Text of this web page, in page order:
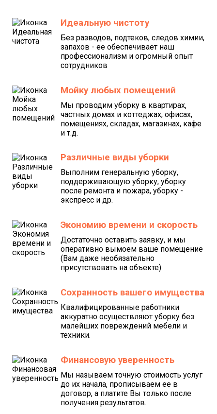
Идеальную чистоту
Без разводов, подтеков, следов химии,
запахов - ее обеспечивает наш
профессионализм и огромный опыт
сотрудников
Мойку любых помещений
Мы проводим уборку в квартирах,
частных домах и коттеджах, офисах,
помещениях, складах, магазинах, кафе
и т.д.
Различные виды уборки
Выполним генеральную уборку,
поддерживающую уборку, уборку
после ремонта и пожара, уборку -
экспресс и др.
Экономию времени и скорость
Достаточно оставить заявку, и мы
оперативно вымоем ваше помещение
(Вам даже необязательно
присутствовать на объекте)
Сохранность вашего имущества
Квалифицированные работники
аккуратно осуществляют уборку без
малейших повреждений мебели и
техники.
Финансовую уверенность
Мы называем точную стоимость услуг
до их начала, прописываем ее в
договор, а платите Вы только после
получения результатов.